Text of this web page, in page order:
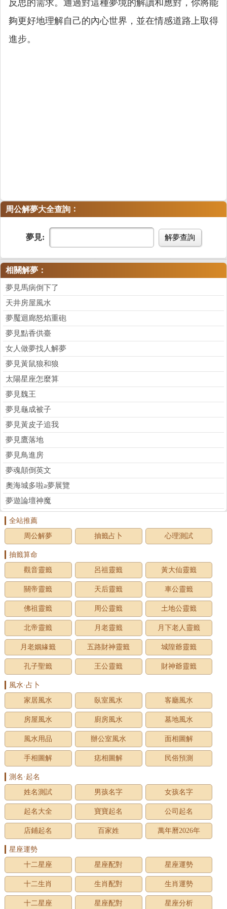
反思的需求。通過對這種夢境的解讀和應對，你將能
夠更好地理解自己的內心世界，並在情感道路上取得
進步。
周公解夢大全查詢 ：
夢見: 解夢查詢
相關解夢：
夢見馬病倒下了
天井房屋風水
夢魘迴廊怒焰重砲
夢見點香供臺
女人做夢找人解夢
夢見黃鼠狼和狼
太陽星座怎麼算
夢見魏王
夢見龜成被子
夢見黃皮子追我
夢見鷹落地
夢見鳥進房
夢魂顛倒英文
奧海城多啦a夢展覽
夢遊論壇神魔
全站推薦
周公解夢
抽籤占卜 心理測試
抽籤算命
觀音靈籤
呂祖靈籤 黃大仙靈籤
關帝靈籤 天后靈籤 車公靈籤
佛祖靈籤 周公靈籤 土地公靈籤
北帝靈籤 月老靈籤 月下老人靈籤
月老姻緣籤 五路財神靈籤 城隍爺靈籤
孔子聖籤 王公靈籤 財神爺靈籤
風水·占卜
家居風水
臥室風水 客廳風水
房屋風水 廚房風水 墓地風水
風水用品 辦公室風水 面相圖解
手相圖解 痣相圖解 民俗預測
測名·起名
姓名測試
男孩名字 女孩名字
起名大全 寶寶起名 公司起名
店鋪起名 百家姓 萬年曆2026年
星座運勢
十二星座
星座配對 星座運勢
十二生肖 生肖配對 生肖運勢
十二星座 星座配對 星座分析